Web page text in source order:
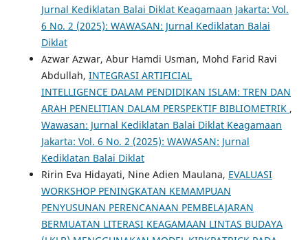
Jurnal Kediklatan Balai Diklat Keagamaan Jakarta: Vol.
6 No. 2 (2025): WAWASAN: Jurnal Kediklatan Balai
Diklat
Azwar Azwar, Abur Hamdi Usman, Mohd Farid Ravi
Abdullah, INTEGRASI ARTIFICIAL
INTELLIGENCE DALAM PENDIDIKAN ISLAM: TREN DAN
ARAH PENELITIAN DALAM PERSPEKTIF BIBLIOMETRIK ,
Wawasan: Jurnal Kediklatan Balai Diklat Keagamaan
Jakarta: Vol. 6 No. 2 (2025): WAWASAN: Jurnal
Kediklatan Balai Diklat
Ririn Eva Hidayati, Nine Adien Maulana, EVALUASI
WORKSHOP PENINGKATAN KEMAMPUAN
PENYUSUNAN PERENCANAAN PEMBELAJARAN
BERMUATAN LITERASI KEAGAMAAN LINTAS BUDAYA